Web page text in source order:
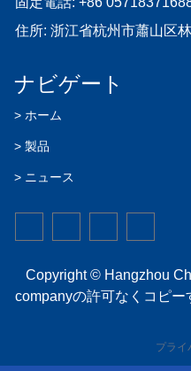
住所: 浙江省杭州市蕭山区
ナビゲート
> ホーム
> 製品
> ニュース
Copyright © Hangzhou
companyの許可なくコピー
プライ